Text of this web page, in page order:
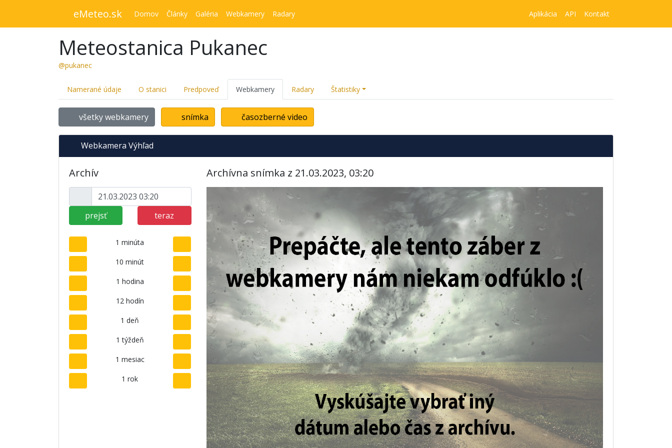
eMeteo.sk Domov Články Galéria Webkamery Radary Aplikácia API Kontakt
Meteostanica Pukanec
@pukanec
Namerané údaje O stanici Predpoveď Webkamery Radary Štatistiky
všetky webkamery snímka časozberné video
Webkamera Výhľad
Archív
prejsť teraz
1 minúta
10 minút
1 hodina
12 hodín
1 deň
1 týždeň
1 mesiac
1 rok
Archívna snímka z 21.03.2023, 03:20